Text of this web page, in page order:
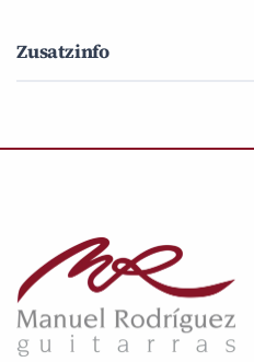
Zusatzinfo